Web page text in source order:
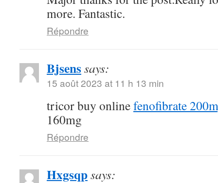
more. Fantastic.
Répondre
Bjsenssays:
15 août 2023 at 11 h 13 min
tricor buy onlinefenofibrate
160mg
Répondre
Hxgsqpsays: